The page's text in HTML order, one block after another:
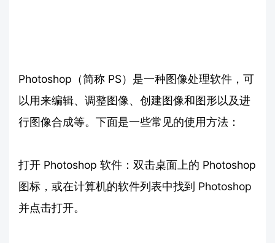
Photoshop（简称 PS）是一种图像处理软件，可
以用来编辑、调整图像、创建图像和图形以及进
行图像合成等。下面是一些常见的使用方法：
打开 Photoshop 软件：双击桌面上的 Photoshop
图标，或在计算机的软件列表中找到 Photoshop
并点击打开。